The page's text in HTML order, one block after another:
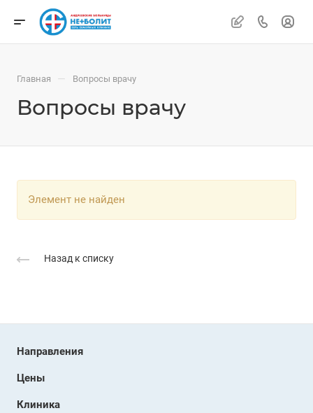
Главная — Вопросы врачу
Вопросы врачу
Элемент не найден
Назад к списку
Направления
Цены
Клиника